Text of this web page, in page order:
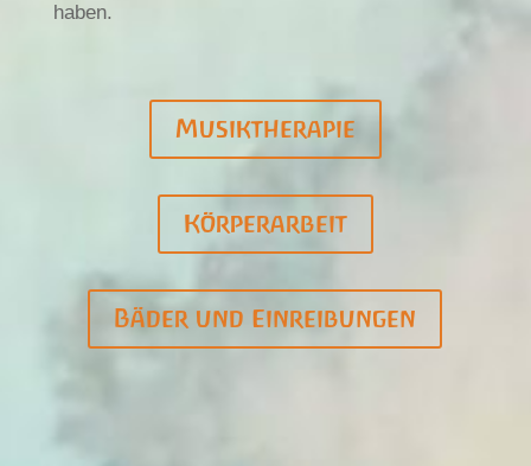
haben.
Musiktherapie
Körperarbeit
Bäder und Einreibungen